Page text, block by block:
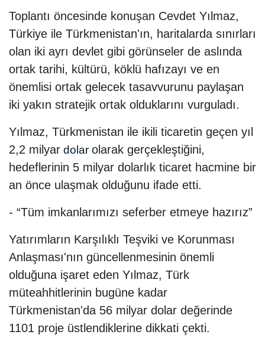
Toplantı öncesinde konuşan Cevdet Yılmaz,
Türkiye ile Türkmenistan'ın, haritalarda sınırları
olan iki ayrı devlet gibi görünseler de aslında
ortak tarihi, kültürü, köklü hafızayı ve en
önemlisi ortak gelecek tasavvurunu paylaşan
iki yakın stratejik ortak olduklarını vurguladı.
Yılmaz, Türkmenistan ile ikili ticaretin geçen yıl
2,2 milyar dolar olarak gerçekleştiğini,
hedeflerinin 5 milyar dolarlık ticaret hacmine bir
an önce ulaşmak olduğunu ifade etti.
- “Tüm imkanlarımızı seferber etmeye hazırız”
Yatırımların Karşılıklı Teşviki ve Korunması
Anlaşması'nın güncellenmesinin önemli
olduğuna işaret eden Yılmaz, Türk
müteahhitlerinin bugüne kadar
Türkmenistan'da 56 milyar dolar değerinde
1101 proje üstlendiklerine dikkati çekti.